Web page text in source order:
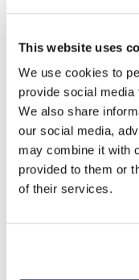
This website uses
We use cookies to
provide social
We also share
our social media,
may combine it with
provided to them or
of their services.
definirla
interessi e
essere
avere una
madre.Ellie
misurarsi
nuova città.
ogni